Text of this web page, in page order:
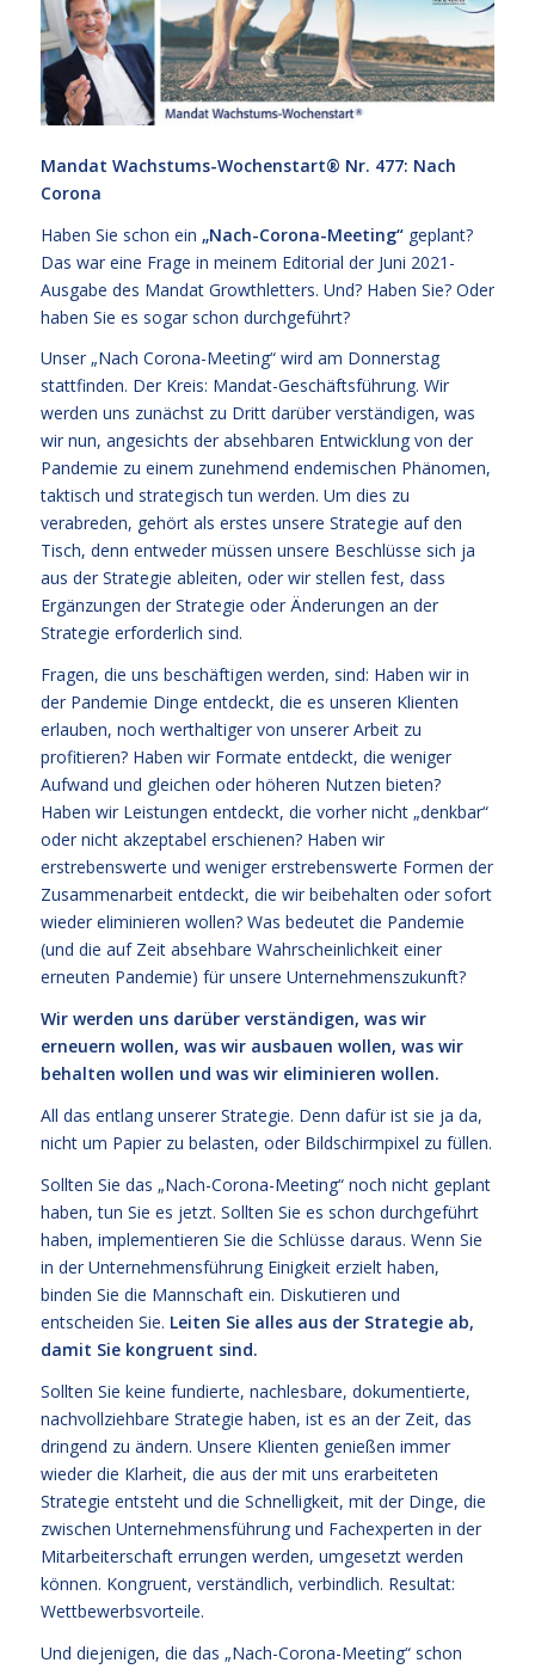
Mandat Wachstums-Wochenstart® Nr. 477: Nach
Corona
Haben Sie schon ein „Nach-Corona-Meeting“geplant?
Das war eine Frage in meinem Editorial der Juni 2021-
Ausgabe des Mandat Growthletters. Und? Haben Sie? Oder
haben Sie es sogar schon durchgeführt?
Unser „Nach Corona-Meeting“ wird am Donnerstag
stattfinden. Der Kreis: Mandat-Geschäftsführung. Wir
werden uns zunächst zu Dritt darüber verständigen, was
wir nun, angesichts der absehbaren Entwicklung von der
Pandemie zu einem zunehmend endemischen Phänomen,
taktisch und strategisch tun werden. Um dies zu
verabreden, gehört als erstes unsere Strategie auf den
Tisch, denn entweder müssen unsere Beschlüsse sich ja
aus der Strategie ableiten, oder wir stellen fest, dass
Ergänzungen der Strategie oder Änderungen an der
Strategie erforderlich sind.
Fragen, die uns beschäftigen werden, sind: Haben wir in
der Pandemie Dinge entdeckt, die es unseren Klienten
erlauben, noch werthaltiger von unserer Arbeit zu
profitieren? Haben wir Formate entdeckt, die weniger
Aufwand und gleichen oder höheren Nutzen bieten?
Haben wir Leistungen entdeckt, die vorher nicht „denkbar“
oder nicht akzeptabel erschienen? Haben wir
erstrebenswerte und weniger erstrebenswerte Formen der
Zusammenarbeit entdeckt, die wir beibehalten oder sofort
wieder eliminieren wollen? Was bedeutet die Pandemie
(und die auf Zeit absehbare Wahrscheinlichkeit einer
erneuten Pandemie) für unsere Unternehmenszukunft?
Wir werden uns darüber verständigen, was wir
erneuern wollen, was wir ausbauen wollen, was wir
behalten wollen und was wir eliminieren wollen.
All das entlang unserer Strategie. Denn dafür ist sie ja da,
nicht um Papier zu belasten, oder Bildschirmpixel zu füllen.
Sollten Sie das „Nach-Corona-Meeting“ noch nicht geplant
haben, tun Sie es jetzt. Sollten Sie es schon durchgeführt
haben, implementieren Sie die Schlüsse daraus. Wenn Sie
in der Unternehmensführung Einigkeit erzielt haben,
binden Sie die Mannschaft ein. Diskutieren und
entscheiden Sie. Leiten Sie alles aus der Strategie ab,
damit Sie kongruent sind.
Sollten Sie keine fundierte, nachlesbare, dokumentierte,
nachvollziehbare Strategie haben, ist es an der Zeit, das
dringend zu ändern. Unsere Klienten genießen immer
wieder die Klarheit, die aus der mit uns erarbeiteten
Strategie entsteht und die Schnelligkeit, mit der Dinge, die
zwischen Unternehmensführung und Fachexperten in der
Mitarbeiterschaft errungen werden, umgesetzt werden
können. Kongruent, verständlich, verbindlich. Resultat:
Wettbewerbsvorteile.
Und diejenigen, die das „Nach-Corona-Meeting“ schon